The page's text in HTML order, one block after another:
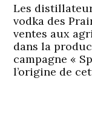
Les
vodka des
ventes aux
dans la
campagne «
l’origine de